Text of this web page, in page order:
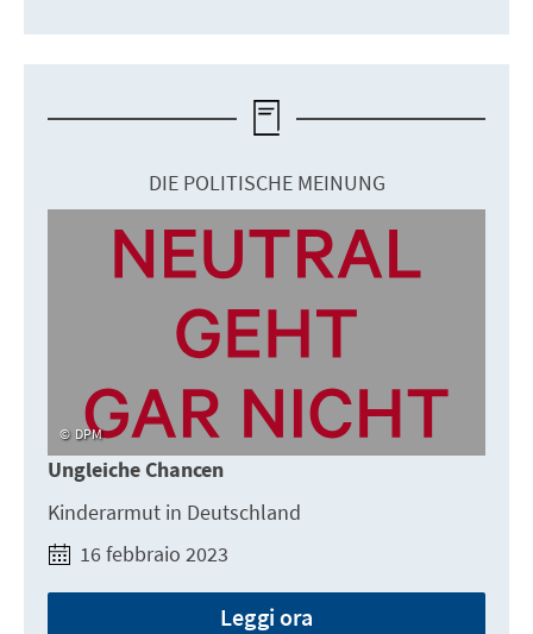
DIE POLITISCHE MEINUNG
DPM
Ungleiche Chancen
Kinderarmut in Deutschland
16 febbraio 2023
Leggi ora